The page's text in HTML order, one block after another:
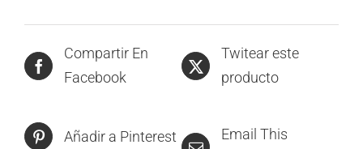
Compartir En
Facebook
Twitear este
producto
Añadir a Pinterest
Email This